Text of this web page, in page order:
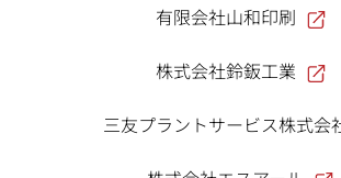
有限会社山和印刷
株式会社鈴鈑工業
三友プラントサービス株式会